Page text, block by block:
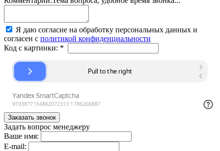
Я даю согласие на обработку персональных данных и
согласен с политикой конфиденциальности
Код с картинки: *
Задать вопрос менеджеру
Ваше имя:
E-mail: